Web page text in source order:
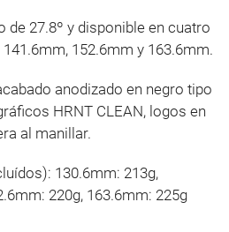
152.6mm y 163.6mm.
HRNT CLEAN, logos en
al manillar.
220g, 163.6mm: 225g